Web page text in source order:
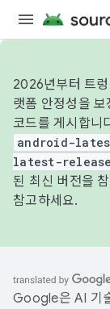
2026년부터 트
랫폼 안정성을
코드를 게시합니
android-
latest-release
된 최신 버전을
참고하세요.
Google은 AI 기